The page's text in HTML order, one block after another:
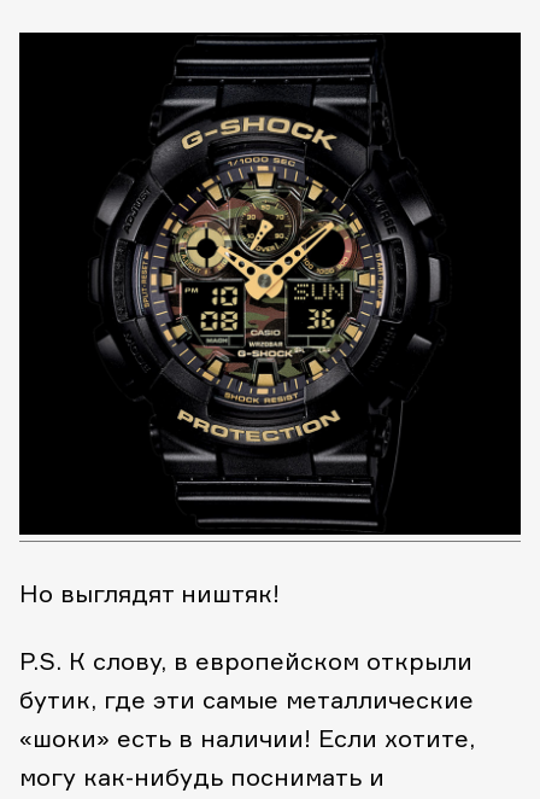
Но выглядят ништяк!
P.S. К слову, в европейском открыли
бутик, где эти самые металлические
«шоки» есть в наличии! Если хотите,
могу как-нибудь поснимать и